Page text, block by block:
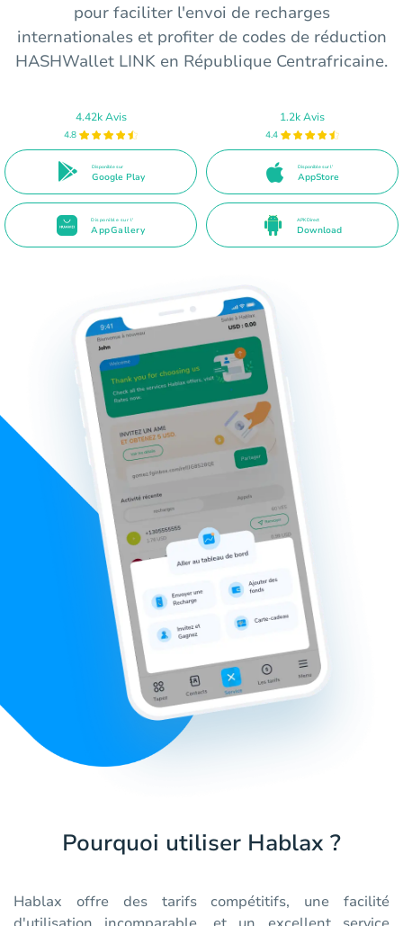
pour faciliter l'envoi de recharges
internationales et profiter de codes de réduction
HASHWallet LINK en République Centrafricaine.
4.42k Avis
4.8
Disponible sur
Google Play
1.2k Avis
4.4
Disponible sur l'
AppStore
Disponible sur l'
AppGallery
APK Direct
Download
Pourquoi utiliser Hablax ?
Hablax offre des tarifs compétitifs, une facilité